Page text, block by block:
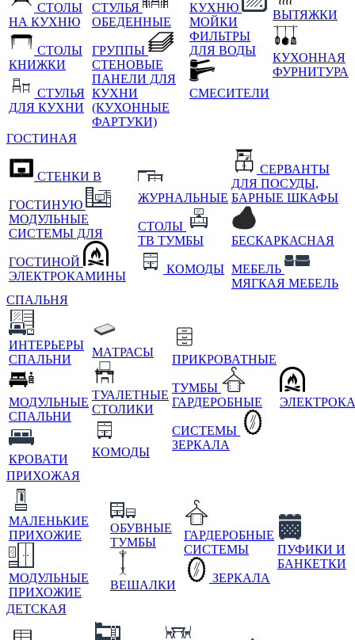
СТОЛЫ
НА КУХНЮ
СТОЛЫ
КНИЖКИ
СТУЛЬЯ
ДЛЯ КУХНИ
СТУЛЬЯ
ОБЕДЕННЫЕ
ГРУППЫ
СТЕНОВЫЕ
ПАНЕЛИ ДЛЯ
КУХНИ
(КУХОННЫЕ
ФАРТУКИ)
КУХНЮ
МОЙКИ
ФИЛЬТРЫ
ДЛЯ ВОДЫ
СМЕСИТЕЛИ
ВЫТЯЖКИ
КУХОННАЯ
ФУРНИТУРА
ГОСТИНАЯ
СТЕНКИ В
ГОСТИНУЮ
МОДУЛЬНЫЕ
СИСТЕМЫ ДЛЯ
ГОСТИНОЙ
ЭЛЕКТРОКАМИНЫ
ЖУРНАЛЬНЫЕ
СТОЛЫ
ТВ ТУМБЫ
КОМОДЫ
СЕРВАНТЫ
ДЛЯ ПОСУДЫ,
БАРНЫЕ ШКАФЫ
БЕСКАРКАСНАЯ
МЕБЕЛЬ
МЯГКАЯ МЕБЕЛЬ
СПАЛЬНЯ
ИНТЕРЬЕРЫ
СПАЛЬНИ
МОДУЛЬНЫЕ
СПАЛЬНИ
КРОВАТИ
МАТРАСЫ
ТУАЛЕТНЫЕ
СТОЛИКИ
КОМОДЫ
ПРИКРОВАТНЫЕ
ТУМБЫ
ГАРДЕРОБНЫЕ
СИСТЕМЫ
ЗЕРКАЛА
ПРИХОЖАЯ
МАЛЕНЬКИЕ
ПРИХОЖИЕ
МОДУЛЬНЫЕ
ПРИХОЖИЕ
ОБУВНЫЕ
ТУМБЫ
ВЕШАЛКИ
ГАРДЕРОБНЫЕ
СИСТЕМЫ
ЗЕРКАЛА
ПУФИКИ И
БАНКЕТКИ
ДЕТСКАЯ